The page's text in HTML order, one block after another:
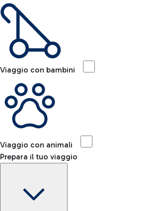
Viaggio con bambini
Viaggio con animali
Prepara il tuo viaggio